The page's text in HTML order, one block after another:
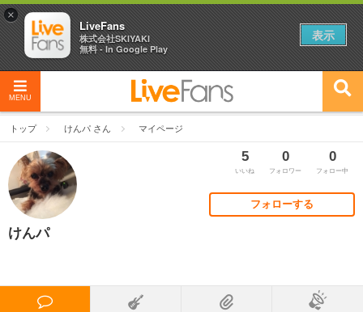
MENU
トップ けんパ さん マイページ
5
いいね
0
フォロワー
0
フォロー中
フォローする
けんパ
×
LiveFans
株式会社SKIYAKI
無料 - In Google Play
表示